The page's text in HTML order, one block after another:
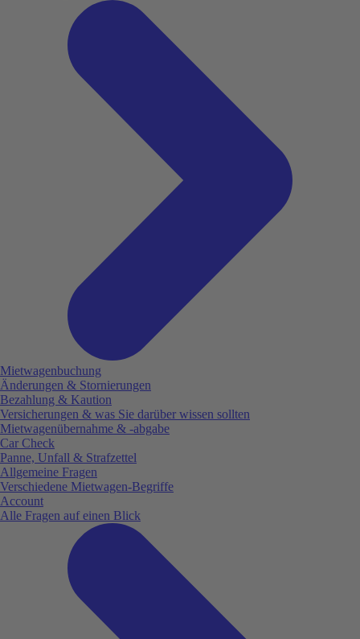
Mietwagenbuchung
Änderungen & Stornierungen
Bezahlung & Kaution
Versicherungen & was Sie darüber wissen sollten
Mietwagenübernahme & -abgabe
Car Check
Panne, Unfall & Strafzettel
Allgemeine Fragen
Verschiedene Mietwagen-Begriffe
Account
Alle Fragen auf einen Blick